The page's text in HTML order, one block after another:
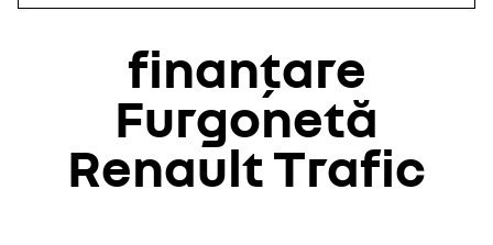
finanțare
Furgonetă
Renault Trafic